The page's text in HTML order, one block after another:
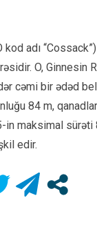
adı
O, Ginnesin
cəmi bir ədəd
84 m,
in maksimal
edir.